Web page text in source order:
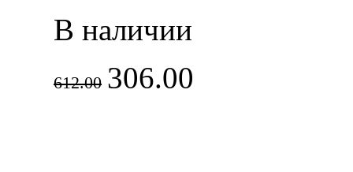
В наличии
612.00 306.00